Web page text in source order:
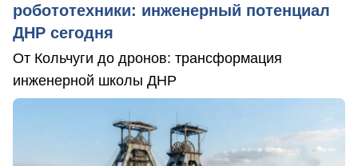
робототехники: инженерный потенциал
ДНР сегодня
От Кольчуги до дронов: трансформация
инженерной школы ДНР